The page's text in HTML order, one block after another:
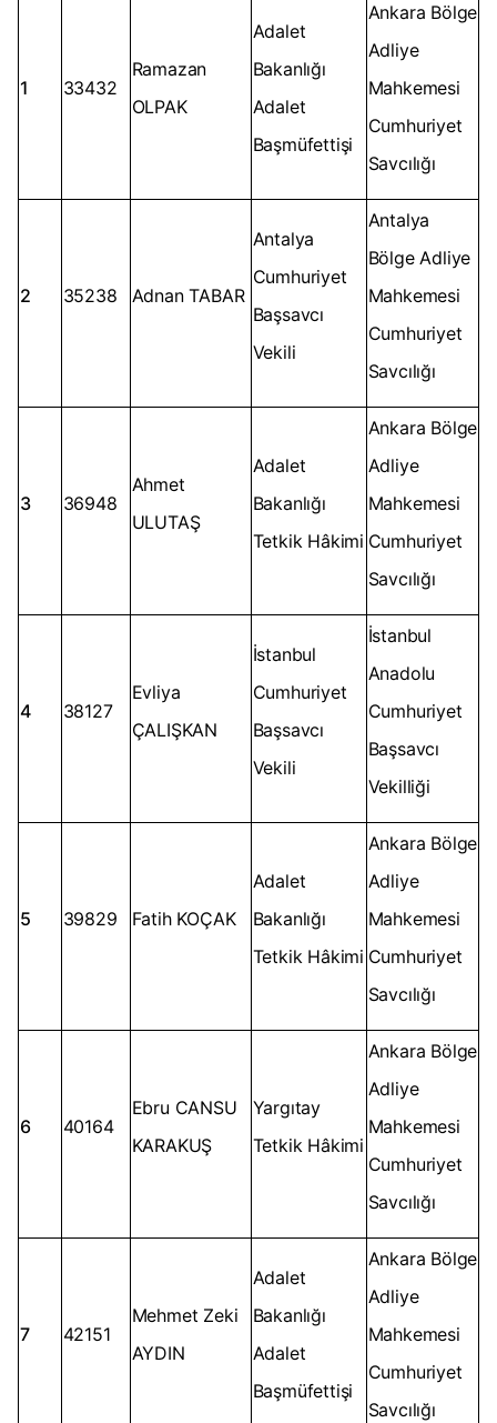
1 33432
Ramazan
OLPAK
Adalet
Bakanlığı
Adalet
Başmüfettişi
Ankara Bölge
Adliye
Mahkemesi
Cumhuriyet
Savcılığı
2 35238 Adnan TABAR
Antalya
Cumhuriyet
Başsavcı
Vekili
Antalya
Bölge Adliye
Mahkemesi
Cumhuriyet
Savcılığı
3 36948
Ahmet
ULUTAŞ
Adalet
Bakanlığı
Tetkik Hâkimi
Ankara Bölge
Adliye
Mahkemesi
Cumhuriyet
Savcılığı
4 38127
Evliya
ÇALIŞKAN
İstanbul
Cumhuriyet
Başsavcı
Vekili
İstanbul
Anadolu
Cumhuriyet
Başsavcı
Vekilliği
5 39829 Fatih KOÇAK
Adalet
Bakanlığı
Tetkik Hâkimi
Ankara Bölge
Adliye
Mahkemesi
Cumhuriyet
Savcılığı
6 40164
Ebru CANSU
KARAKUŞ
Yargıtay
Tetkik Hâkimi
Ankara Bölge
Adliye
Mahkemesi
Cumhuriyet
Savcılığı
7 42151
Mehmet Zeki
AYDIN
Adalet
Bakanlığı
Adalet
Başmüfettişi
Ankara Bölge
Adliye
Mahkemesi
Cumhuriyet
Savcılığı